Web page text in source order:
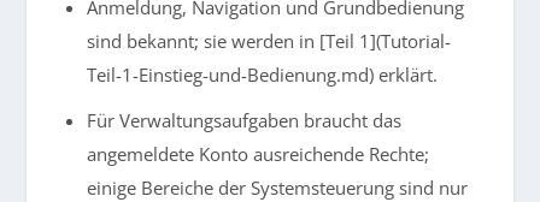
Anmeldung, Navigation und Grundbedienung
sind bekannt; sie werden in [Teil 1](Tutorial-
Teil-1-Einstieg-und-Bedienung.md) erklärt.
Für Verwaltungsaufgaben braucht das
angemeldete Konto ausreichende Rechte;
einige Bereiche der Systemsteuerung sind nur